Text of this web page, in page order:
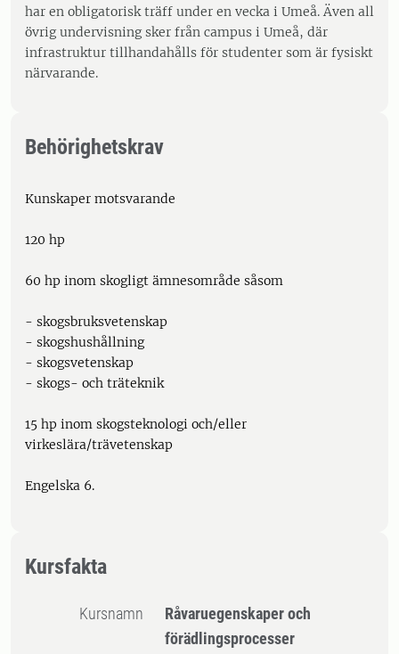
har en obligatorisk träff under en vecka i Umeå. Även all
övrig undervisning sker från campus i Umeå, där
infrastruktur tillhandahålls för studenter som är fysiskt
närvarande.
Behörighetskrav
Kunskaper motsvarande
120 hp
60 hp inom skogligt ämnesområde såsom
- skogsbruksvetenskap
- skogshushållning
- skogsvetenskap
- skogs- och träteknik
15 hp inom skogsteknologi och/eller
virkeslära/trävetenskap
Engelska 6.
Kursfakta
Kursnamn
Råvaruegenskaper och
förädlingsprocesser